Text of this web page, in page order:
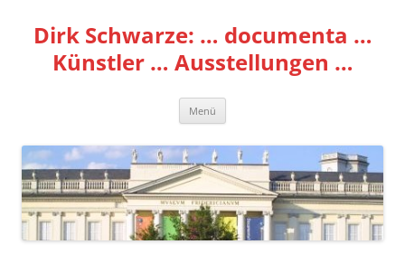
springen
Dirk Schwarze: … documenta …
Künstler … Ausstellungen …
Menü